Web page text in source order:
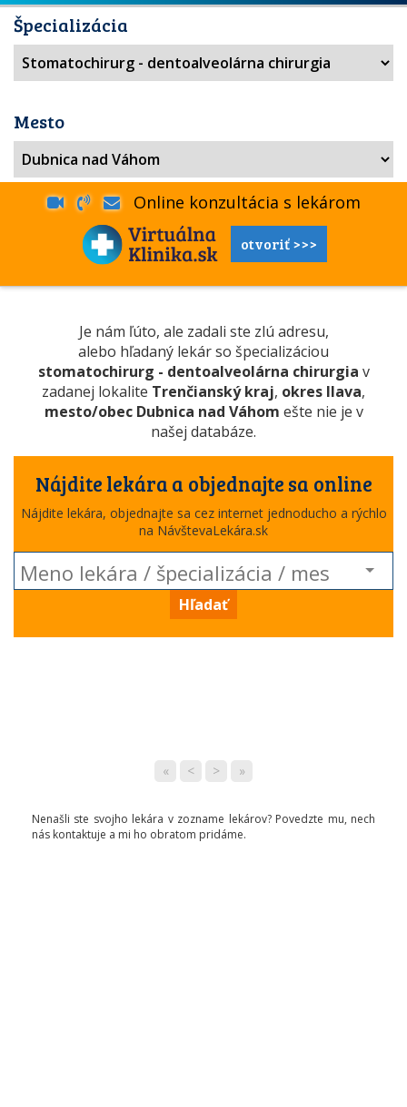
Špecializácia
Mesto
Online konzultácia s lekárom
otvoriť >>>
Je nám ľúto, ale zadali ste zlú adresu,
alebo hľadaný lekár so špecializáciou
stomatochirurg - dentoalveolárna chirurgia v
zadanej lokalite Trenčianský kraj, okres Ilava,
mesto/obec Dubnica nad Váhom ešte nie je v
našej databáze.
Nájdite lekára a objednajte sa online
Nájdite lekára, objednajte sa cez internet jednoducho a rýchlo
na NávštevaLekára.sk
Hľadať
« < > »
Nenašli ste svojho lekára v zozname lekárov? Povedzte mu, nech
nás kontaktuje a mi ho obratom pridáme.